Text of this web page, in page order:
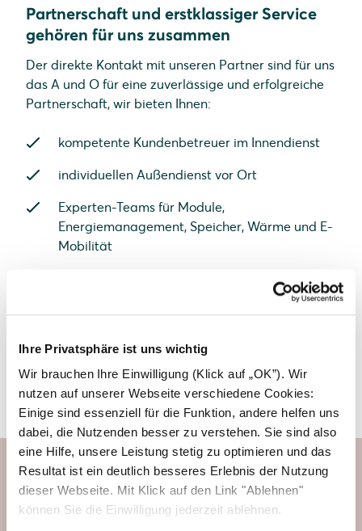
Ihre Privatsphäre ist uns wichtig
Wir brauchen Ihre Einwilligung (Klick auf „OK”). Wir
nutzen auf unserer Webseite verschiedene Cookies:
Einige sind essenziell für die Funktion, andere helfen uns
dabei, die Nutzenden besser zu verstehen. Sie sind also
eine Hilfe, unsere Leistung stetig zu optimieren und das
Resultat ist ein deutlich besseres Erlebnis der Nutzung
dieser Webseite. Mit Klick auf den Link "Ablehnen"
können Sie die Einwilligung jederzeit ablehnen.
Partnerschaft und erstklassiger Service
gehören für uns zusammen
Der direkte Kontakt mit unseren Partner sind für uns
das A und O für eine zuverlässige und erfolgreiche
Partnerschaft, wir bieten Ihnen:
kompetente Kundenbetreuer im Innendienst
individuellen Außendienst vor Ort
Experten-Teams für Module,
Energiemanagement, Speicher, Wärme und E-
Mobilität
Jetzt Partner werden und profitieren
Solarwatt Headquarter in Dresden
Photovoltaiksysteme direkt